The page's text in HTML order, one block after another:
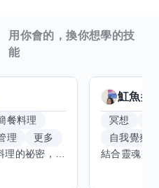
用你會的，換你想學的技
能
餐料理
理
更多
魟魚擅
冥想
自我覺察